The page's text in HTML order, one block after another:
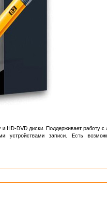
HD-DVD диски. Поддерживает работу
устройствами записи. Есть